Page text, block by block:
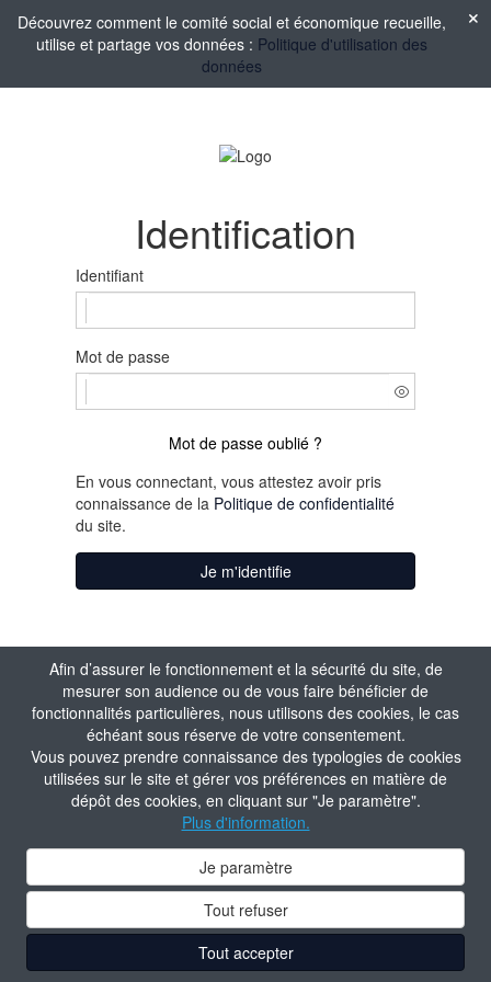
Afin d’assurer le fonctionnement et la sécurité du site, de
mesurer son audience ou de vous faire bénéficier de
fonctionnalités particulières, nous utilisons des cookies, le cas
échéant sous réserve de votre consentement.
Vous pouvez prendre connaissance des typologies de cookies
utilisées sur le site et gérer vos préférences en matière de
dépôt des cookies, en cliquant sur "Je paramètre".
Plus d'information.
Je paramètre
Tout refuser
Tout accepter
Découvrez comment le comité social et économique recueille,
utilise et partage vos données : Politique d'utilisation des
données
Identification
Identifiant
Mot de passe
Mot de passe oublié ?
En vous connectant, vous attestez avoir pris
connaissance de la Politique de confidentialité
du site.
Je m'identifie